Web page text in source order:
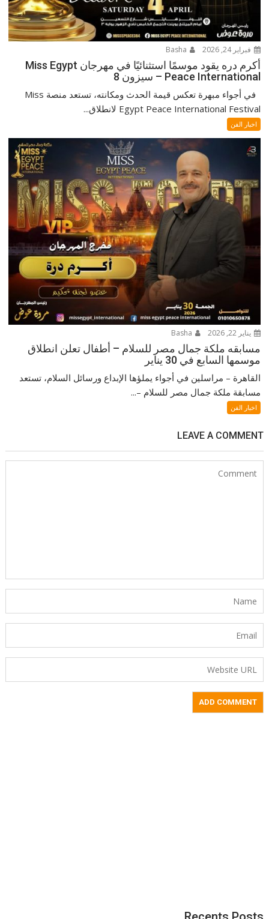
فبراير 24, 2026
أكرم دره يقود موسمًا استثنائيًا في مهرجان Miss Egypt
Peace International – سيزون 8
في أجواء مبهرة تعكس قيمة الحدث ومكانته، تستعد منصة Miss
Egypt Peace International Festival لانطلاق...
اخبار الفن
يناير 22, 2026
مسابقه ملكة جمال مصر للسلام – أطفال تعلن انطلاق
موسمها السابع في 30 يناير
القاهرة – مراسلين في أجواء يملؤها الإبداع ورسائل السلام، تستعد
مسابقة ملكة جمال مصر للسلام –...
اخبار الفن
LEAVE A COMMENT